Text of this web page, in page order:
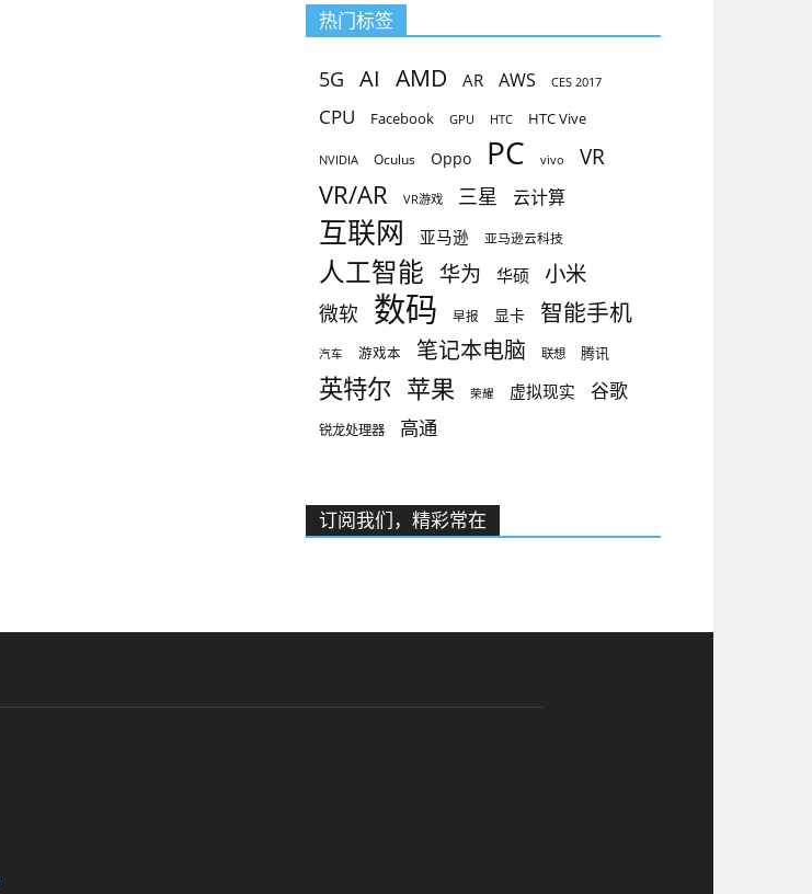
热门标签
5G AI AMD AR AWS CES 2017
CPU Facebook GPU HTC HTC Vive
NVIDIA Oculus Oppo PC vivo VR
VR/AR VR游戏 三星 云计算
互联网 亚马逊 亚马逊云科技
人工智能 华为 华硕 小米
微软 数码 早报 显卡 智能手机
汽车 游戏本 笔记本电脑 联想 腾讯
英特尔 苹果 荣耀 虚拟现实 谷歌
锐龙处理器 高通
订阅我们，精彩常在